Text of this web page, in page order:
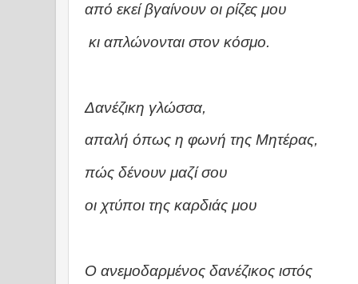
από εκεί βγαίνουν οι ρίζες μου
κι απλώνονται στον κόσμο.
Δανέζικη γλώσσα,
απαλή όπως η φωνή της Μητέρας,
πώς δένουν μαζί σου
οι χτύποι της καρδιάς μου
Ο ανεμoδαρμένος δανέζικος ιστός